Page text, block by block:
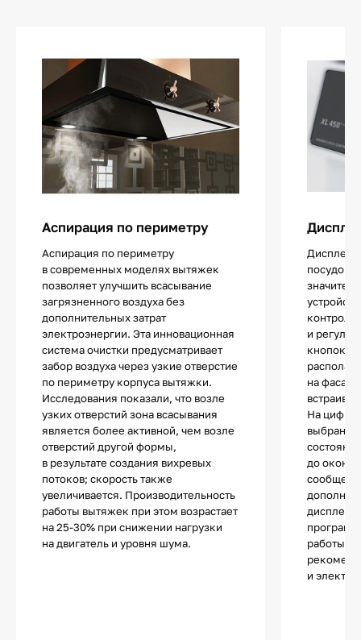
Аспирация по периметру
Аспирация по периметру
в современных моделях вытяжек
позволяет улучшить всасывание
загрязненного воздуха без
дополнительных затрат
электроэнергии. Эта инновационная
система очистки предусматривает
забор воздуха через узкие отверстие
по периметру корпуса вытяжки.
Исследования показали, что возле
узких отверстий зона всасывания
является более активной, чем возле
отверстий другой формы,
в результате создания вихревых
потоков; скорость также
увеличивается. Производительность
работы вытяжек при этом возрастает
на 25-30% при снижении нагрузки
на двигатель и уровня шума.
Дисплей
и
кнопок
на
На
до
дисплей
работы в
и